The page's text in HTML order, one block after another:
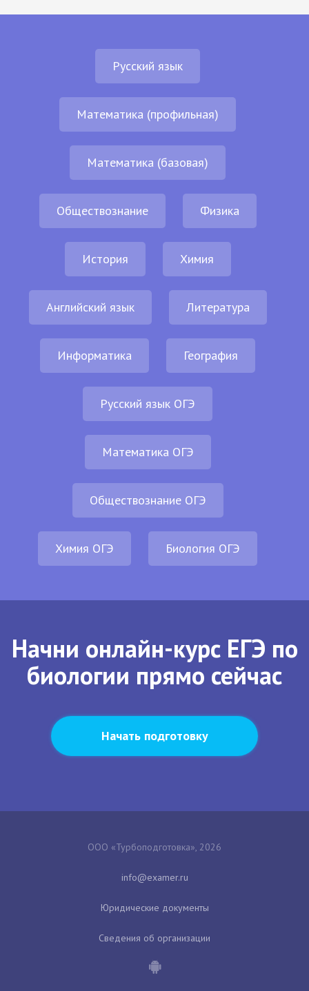
Русский язык
Математика (профильная)
Математика (базовая)
Обществознание Физика
История Химия
Английский язык Литература
Информатика География
Русский язык ОГЭ
Математика ОГЭ
Обществознание ОГЭ
Химия ОГЭ Биология ОГЭ
Начни онлайн-курс ЕГЭ по
биологии прямо сейчас
Начать подготовку
ООО «Турбоподготовка», 2026
Юридические документы
Сведения об организации